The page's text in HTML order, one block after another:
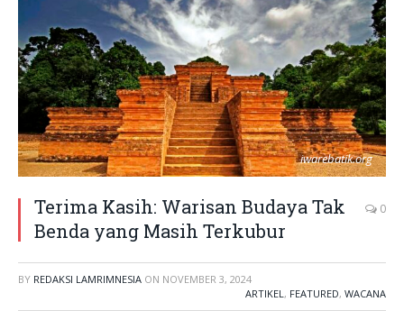
iwarebatik.org
Terima Kasih: Warisan Budaya Tak
Benda yang Masih Terkubur
0
BY REDAKSI LAMRIMNESIA ON NOVEMBER 3, 2024
ARTIKEL, FEATURED, WACANA